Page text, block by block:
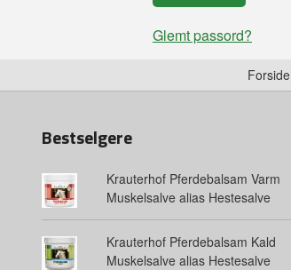
Glemt passord?
Forside
Bestselgere
Krauterhof Pferdebalsam Varm
Muskelsalve alias Hestesalve
Krauterhof Pferdebalsam Kald
Muskelsalve alias Hestesalve